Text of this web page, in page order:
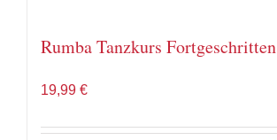
Rumba Tanzkurs Fortgeschritten
19,99 €